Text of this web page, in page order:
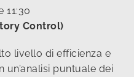
11:30
Control)
livello di efficienza e
un’analisi puntuale dei